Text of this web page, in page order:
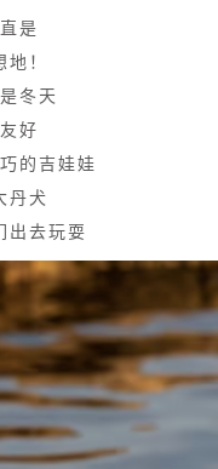
是
！
冬天
好
的吉娃娃
丹犬
出去玩耍